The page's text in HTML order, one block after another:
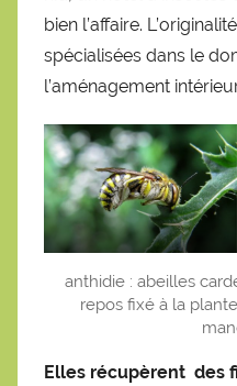
bien l’affaire.
spécialisées dans le
l’aménagement
anthidie : abeilles
repos fixé à la
Elles récupèrent des